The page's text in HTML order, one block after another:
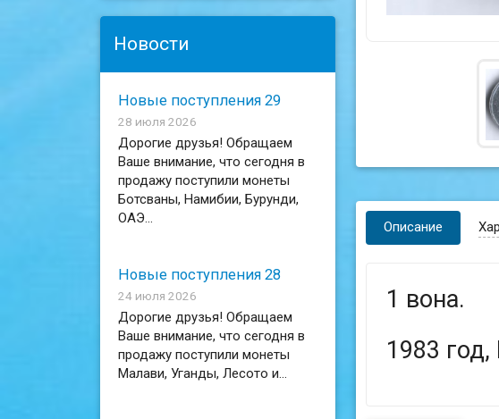
Новости
Новые поступления 29
28 июля 2026
Дорогие друзья! Обращаем
Ваше внимание, что сегодня в
продажу поступили монеты
Ботсваны, Намибии, Бурунди,
ОАЭ...
Новые поступления 28
24 июля 2026
Дорогие друзья! Обращаем
Ваше внимание, что сегодня в
продажу поступили монеты
Малави, Уганды, Лесото и...
Описание
1 вона.
1983